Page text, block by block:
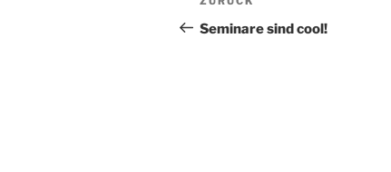
Beitrag
Seminare sind cool!